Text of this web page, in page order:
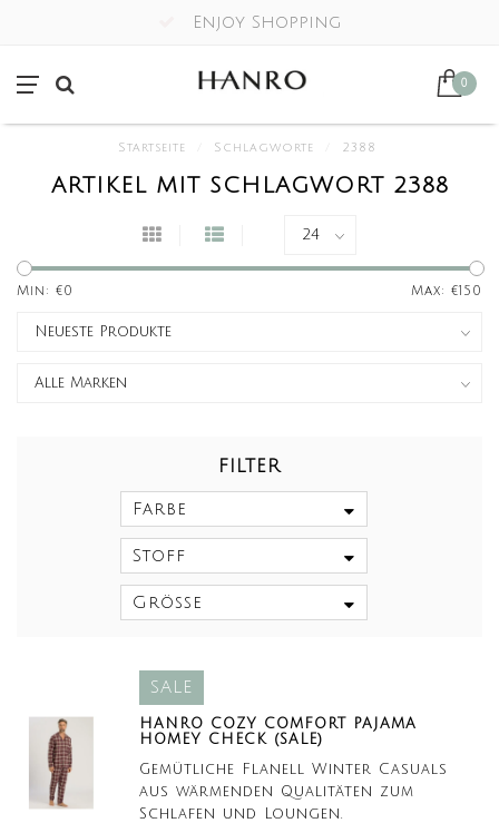
Enjoy Shopping
0
Startseite Schlagworte 2388
ARTIKEL MIT SCHLAGWORT 2388
Min: €0 Max: €150
FILTER
Farbe
Stoff
Größe
SALE
HANRO COZY COMFORT PAJAMA
HOMEY CHECK (SALE)
Gemütliche Flanell Winter Casuals
aus wärmenden Qualitäten zum
Schlafen und Loungen.